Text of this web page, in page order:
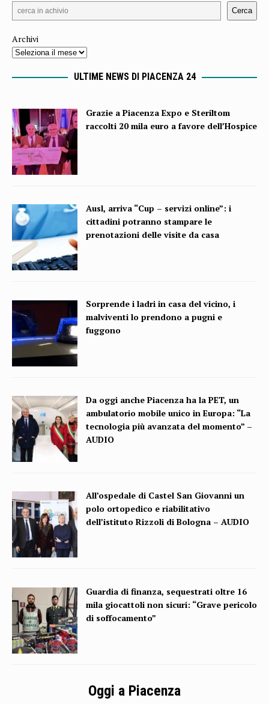
Cerca
Archivi
ULTIME NEWS DI PIACENZA 24
Grazie a Piacenza Expo e Steriltom
raccolti 20 mila euro a favore dell’Hospice
Ausl, arriva “Cup – servizi online”: i
cittadini potranno stampare le
prenotazioni delle visite da casa
Sorprende i ladri in casa del vicino, i
malviventi lo prendono a pugni e
fuggono
Da oggi anche Piacenza ha la PET, un
ambulatorio mobile unico in Europa: “La
tecnologia più avanzata del momento” –
AUDIO
All’ospedale di Castel San Giovanni un
polo ortopedico e riabilitativo
dell’istituto Rizzoli di Bologna – AUDIO
Guardia di finanza, sequestrati oltre 16
mila giocattoli non sicuri: “Grave pericolo
di soffocamento”
Oggi a Piacenza